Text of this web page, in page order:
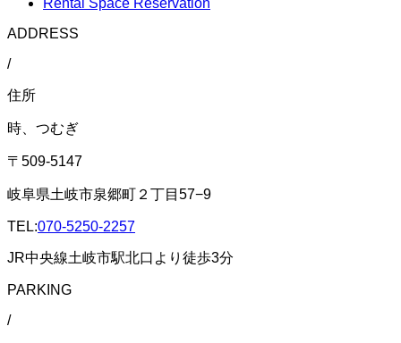
Rental Space Reservation
ADDRESS
/
住所
時、つむぎ
〒509-5147
岐阜県土岐市泉郷町２丁目57−9
TEL:070-5250-2257
JR中央線土岐市駅北口より徒歩3分
PARKING
/